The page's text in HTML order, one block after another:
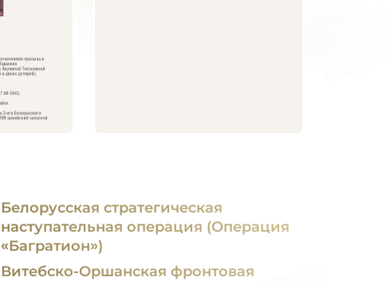
Белорусская стратегическая
наступательная операция (Операция
«Багратион»)
Витебско-Оршанская фронтовая